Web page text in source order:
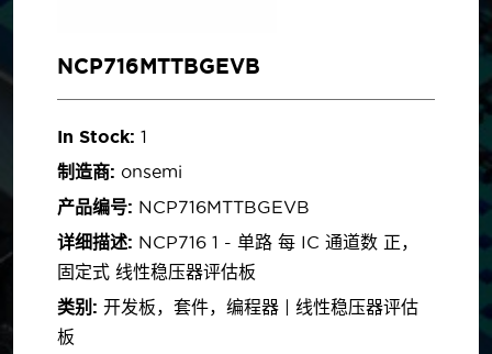
NCP716MTTBGEVB
In Stock: 1
制造商: onsemi
产品编号: NCP716MTTBGEVB
详细描述: NCP716 1 - 单路 每 IC 通道数 正，
固定式 线性稳压器评估板
类别: 开发板，套件，编程器 | 线性稳压器评估
板